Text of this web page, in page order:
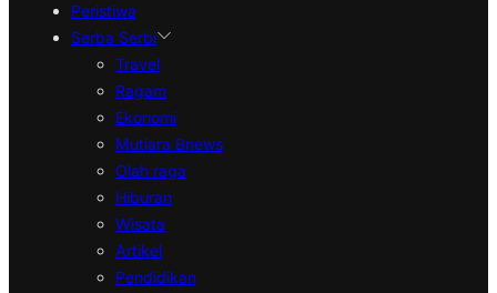
Peristiwa
Serba Serbi
Travel
Ragam
Ekonomi
Mutiara Bnews
Olah raga
Hiburan
Wisata
Artikel
Pendidikan